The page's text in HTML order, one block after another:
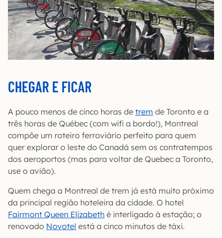
CHEGAR E FICAR
A pouco menos de cinco horas de trem de Toronto e a
três horas de Québec (com wifi a bordo!), Montreal
compõe um roteiro ferroviário perfeito para quem
quer explorar o leste do Canadá sem os contratempos
dos aeroportos (mas para voltar de Quebec a Toronto,
use o avião).
Quem chega a Montreal de trem já está muito próximo
da principal região hoteleira da cidade. O hotel
Fairmont Queen Elizabeth é interligado à estação; o
renovado Novotel está a cinco minutos de táxi.